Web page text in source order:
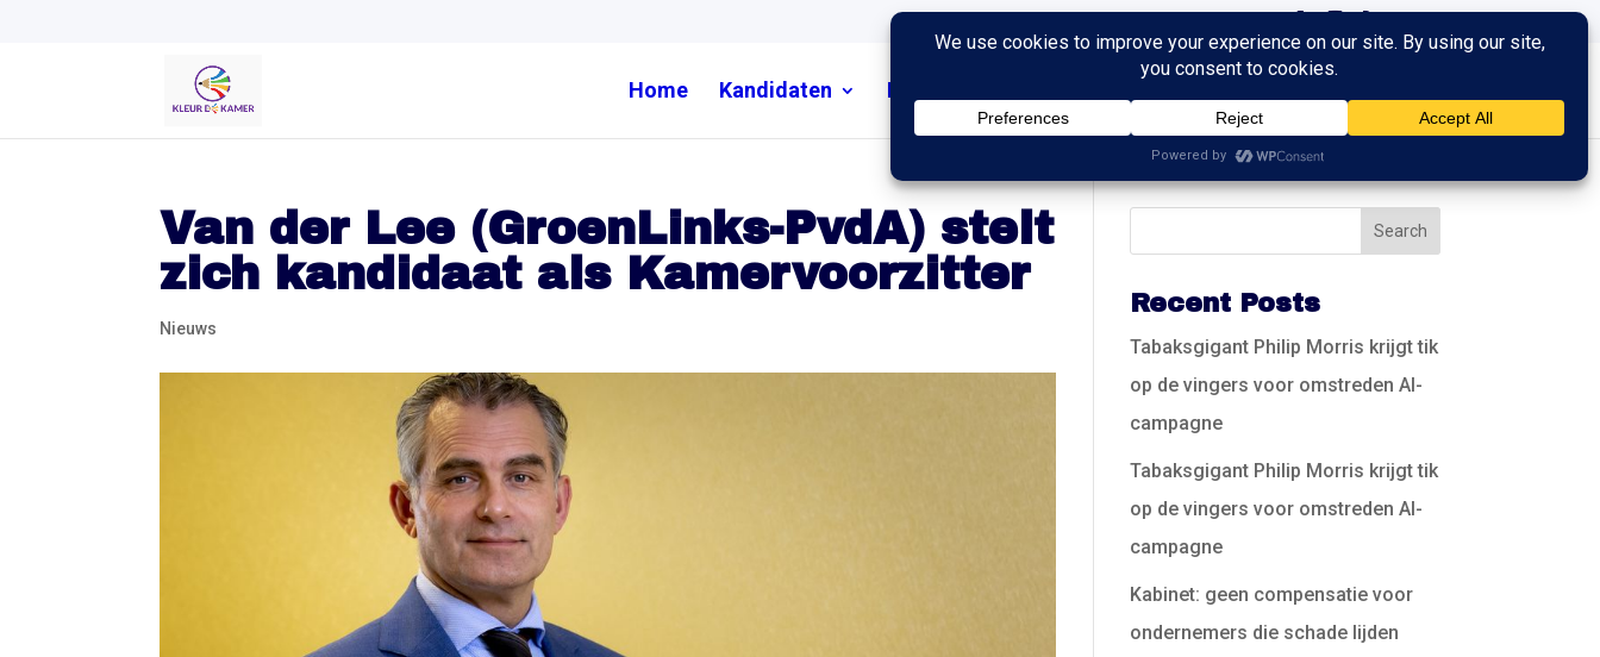
Home Kandidaten Nieuws
Van der Lee (GroenLinks-PvdA) stelt
zich kandidaat als Kamervoorzitter
Nieuws
Recent Posts
Tabaksgigant Philip Morris krijgt tik
op de vingers voor omstreden AI-
campagne
Tabaksgigant Philip Morris krijgt tik
op de vingers voor omstreden AI-
campagne
Kabinet: geen compensatie voor
ondernemers die schade lijden